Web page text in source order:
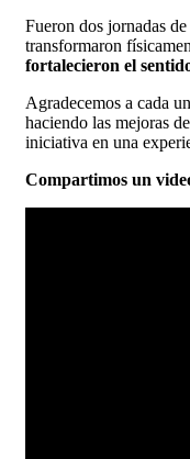
Fueron dos jornadas
transformaron
fortalecieron el
Agradecemos a cada
haciendo las mejoras
iniciativa en una
Compartimos un